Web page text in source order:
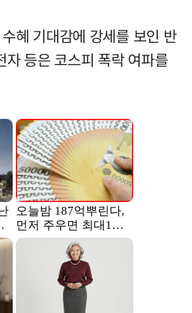
혜 기대감에 강세를 보인 반
등은 코스피 폭락 여파를